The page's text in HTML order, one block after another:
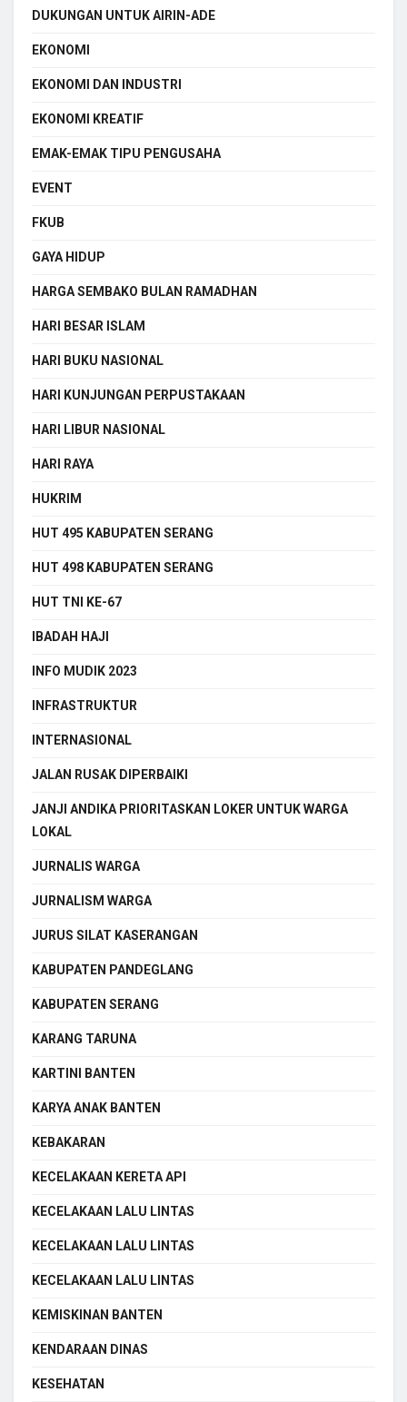
DUKUNGAN UNTUK AIRIN-ADE
EKONOMI
EKONOMI DAN INDUSTRI
EKONOMI KREATIF
EMAK-EMAK TIPU PENGUSAHA
EVENT
FKUB
GAYA HIDUP
HARGA SEMBAKO BULAN RAMADHAN
HARI BESAR ISLAM
HARI BUKU NASIONAL
HARI KUNJUNGAN PERPUSTAKAAN
HARI LIBUR NASIONAL
HARI RAYA
HUKRIM
HUT 495 KABUPATEN SERANG
HUT 498 KABUPATEN SERANG
HUT TNI KE-67
IBADAH HAJI
INFO MUDIK 2023
INFRASTRUKTUR
INTERNASIONAL
JALAN RUSAK DIPERBAIKI
JANJI ANDIKA PRIORITASKAN LOKER UNTUK WARGA
LOKAL
JURNALIS WARGA
JURNALISM WARGA
JURUS SILAT KASERANGAN
KABUPATEN PANDEGLANG
KABUPATEN SERANG
KARANG TARUNA
KARTINI BANTEN
KARYA ANAK BANTEN
KEBAKARAN
KECELAKAAN KERETA API
KECELAKAAN LALU LINTAS
KECELAKAAN LALU LINTAS
KECELAKAAN LALU LINTAS
KEMISKINAN BANTEN
KENDARAAN DINAS
KESEHATAN